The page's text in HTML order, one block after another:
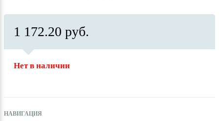
1 172.20 руб.
Нет в наличии
НАВИГАЦИЯ